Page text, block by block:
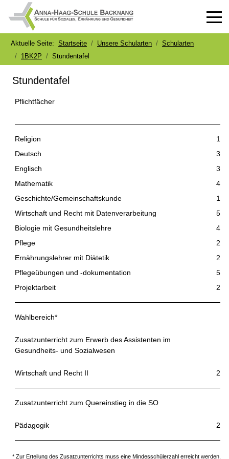
Off-
Aktuelle Seite: Startseite Unsere Schularten
Schularten
1BK2P
Stundentafel
Stundentafel
Pflichtfächer
Religion
1
Deutsch
3
Englisch
3
Mathematik
4
Geschichte/Gemeinschaftskunde
1
Wirtschaft und Recht mit Datenverarbeitung
5
Biologie mit Gesundheitslehre
4
Pflege
2
Ernährungslehrer mit Diätetik
2
Pflegeübungen und -dokumentation
5
Projektarbeit
2
Wahlbereich*
Zusatzunterricht zum Erwerb des Assistenten im
Gesundheits- und Sozialwesen
Wirtschaft und Recht II 2
Zusatzunterricht zum Quereinstieg in die SO
Pädagogik 2
* Zur Erteilung des Zusatzunterrichts muss eine Mindesschülerzahl erreicht werden.